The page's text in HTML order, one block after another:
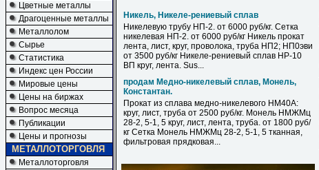
Цветные металлы
Драгоценные металлы
Металлолом
Сырье
Статистика
Индекс цен России
Мировые цены
Цены на биржах
Вопрос месяца
Публикации
Цены и прогнозы
МЕТАЛЛОТОРГОВЛЯ
Металлоторговля
Никель, Никеле-рениевый сплав
Никелевую трубу НП-2. от 6000 руб/кг. Сетка
никелевая НП-2. от 6000 руб/кг Никель прокат
лента, лист, круг, проволока, труба НП2; НП0эви
от 3500 руб/кг Никеле-рениевый сплав НР-10
ВП круг, лента. Sus...
продам Медно-никелевый сплав, Монель,
Константан.
Прокат из сплава медно-никелевого НМ40А:
круг, лист, труба от 2500 руб/кг. Монель НМЖМц
28-2, 5-1, 5 круг, лист, лента, труба. от 1800 руб/
кг Сетка Монель НМЖМц 28-2, 5-1, 5 тканная,
фильтровая прядковая...